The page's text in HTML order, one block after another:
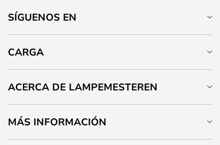
SÍGUENOS EN
CARGA
ACERCA DE LAMPEMESTEREN
MÁS INFORMACIÓN